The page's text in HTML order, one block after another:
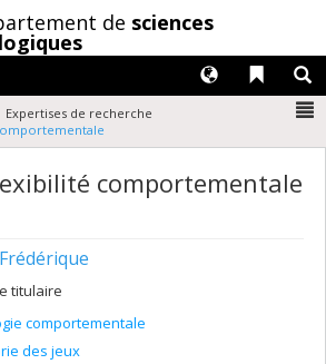
de sciences
Liens
Langues
Expertises de recherche
comportementale
titulaire
comportementale
des jeux